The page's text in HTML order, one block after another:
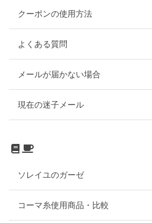
クーポンの使用方法
よくある質問
メールが届かない場合
現在の迷子メール
ソレイユのガーゼ
コーマ糸使用商品・比較